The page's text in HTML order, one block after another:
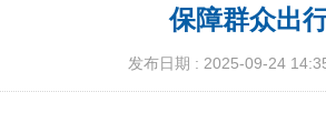
保障群众出
发布日期 : 2025-09-24